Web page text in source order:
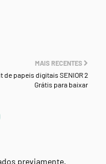
MAIS RECENTES
de papeis digitais SENIOR 2
Grátis para baixar
previamente.